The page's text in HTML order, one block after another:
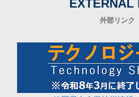
EXTERNAL
外部リンク